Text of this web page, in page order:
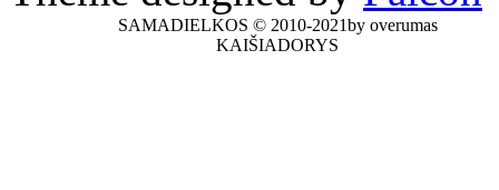
SAMADIELKOS © 2010-2021by overumas
KAIŠIADORYS